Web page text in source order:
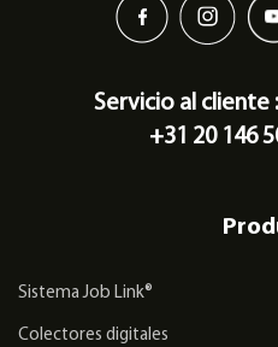
Servicio al cliente
+31 20 146
Sistema Job Link®
Colectores digitales